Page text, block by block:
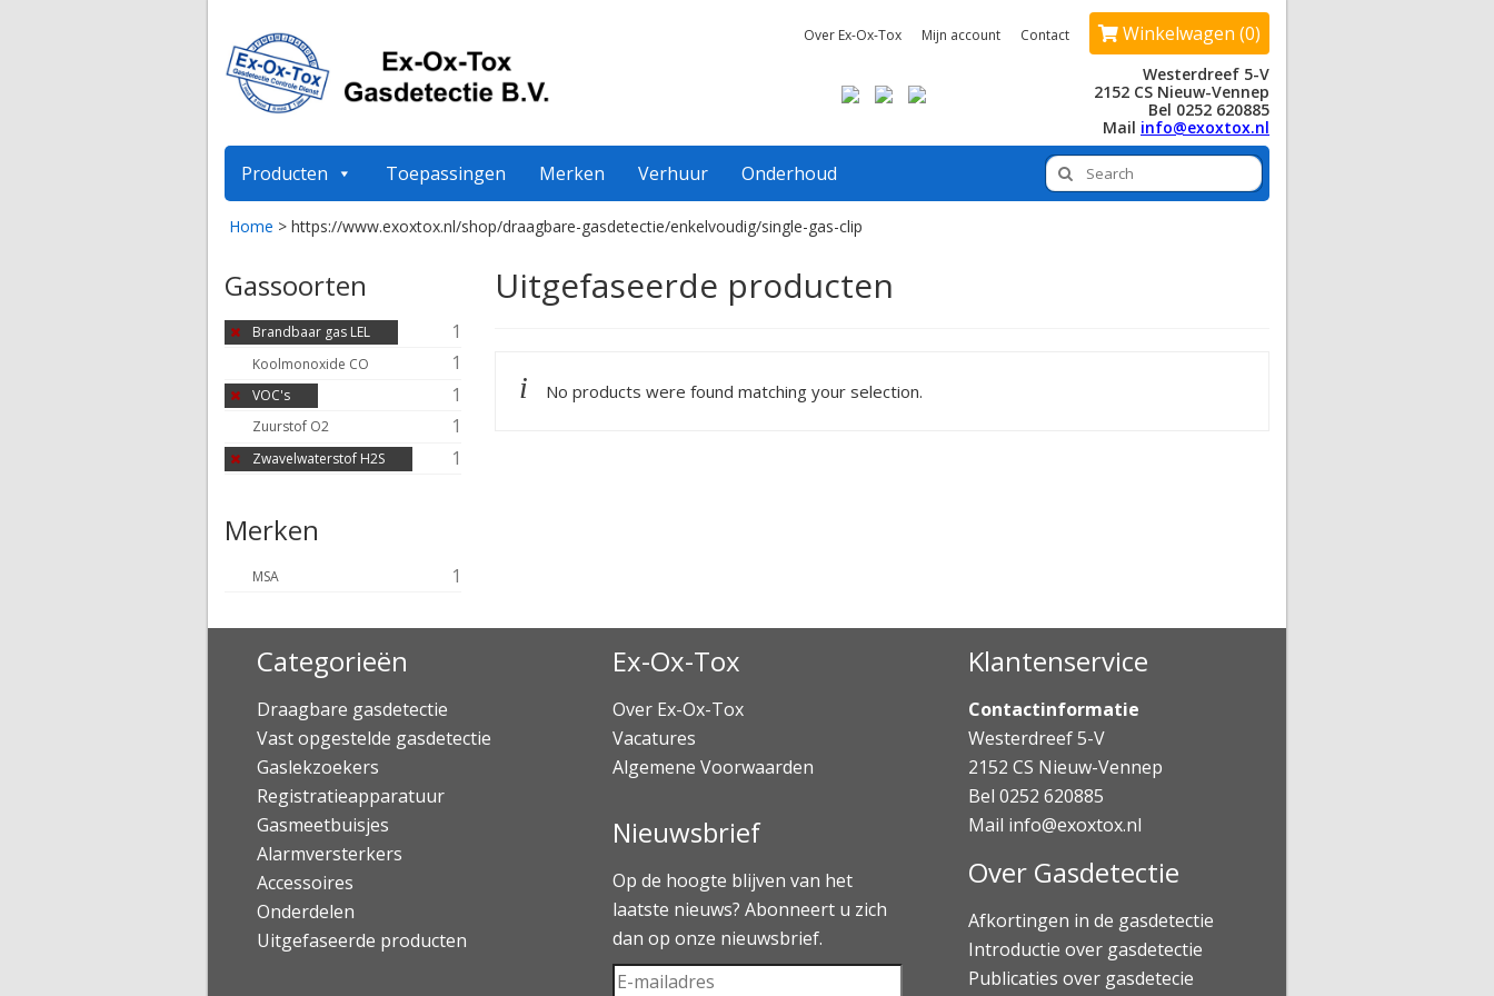
Winkelwagen (0)
Over Ex-Ox-Tox Mijn account Contact
Westerdreef 5-V
2152 CS Nieuw-Vennep
Bel 0252 620885
Mail info@exoxtox.nl
Producten Toepassingen Merken Verhuur Onderhoud
Home >https://www.exoxtox.nl/shop/draagbare-gasdetectie/enkelvoudig/single-gas-clip
Uitgefaseerde producten
No products were found matching your selection.
Gassoorten
Brandbaar gas LEL 1
Koolmonoxide CO 1
VOC's 1
Zuurstof O2 1
Zwavelwaterstof H2S 1
Merken
MSA 1
Categorieën
Draagbare gasdetectie
Vast opgestelde gasdetectie
Gaslekzoekers
Registratieapparatuur
Gasmeetbuisjes
Alarmversterkers
Accessoires
Onderdelen
Uitgefaseerde producten
Ex-Ox-Tox
Over Ex-Ox-Tox
Vacatures
Algemene Voorwaarden
Nieuwsbrief
Op de hoogte blijven van het
laatste nieuws? Abonneert u zich
dan op onze nieuwsbrief.
Klantenservice
Contactinformatie
Westerdreef 5-V
2152 CS Nieuw-Vennep
Bel 0252 620885
Mail info@exoxtox.nl
Over Gasdetectie
Afkortingen in de gasdetectie
Introductie over gasdetectie
Publicaties over gasdetecie